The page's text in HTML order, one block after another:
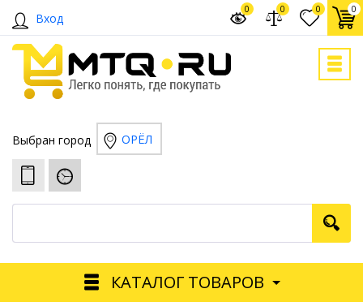
Вход
0 0
0 0
Выбран город ОРЁЛ
КАТАЛОГ ТОВАРОВ